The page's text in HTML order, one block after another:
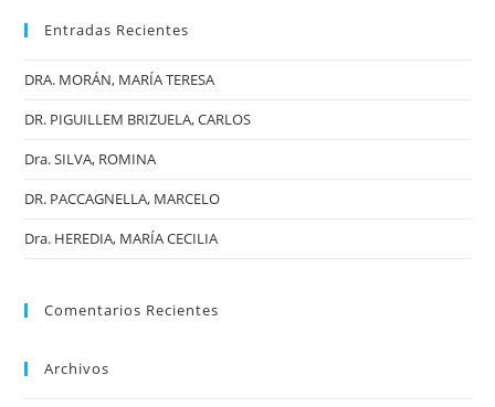
Entradas Recientes
DRA. MORÁN, MARÍA TERESA
DR. PIGUILLEM BRIZUELA, CARLOS
Dra. SILVA, ROMINA
DR. PACCAGNELLA, MARCELO
Dra. HEREDIA, MARÍA CECILIA
Comentarios Recientes
Archivos